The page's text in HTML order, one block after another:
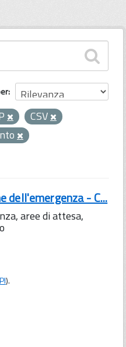
CSV
dell'emergenza - C...
aree di attesa,
).